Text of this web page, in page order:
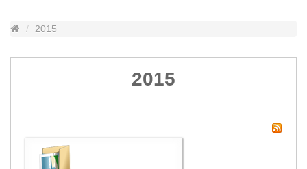
2015
2015
Gastronomía
Parques
Noticias